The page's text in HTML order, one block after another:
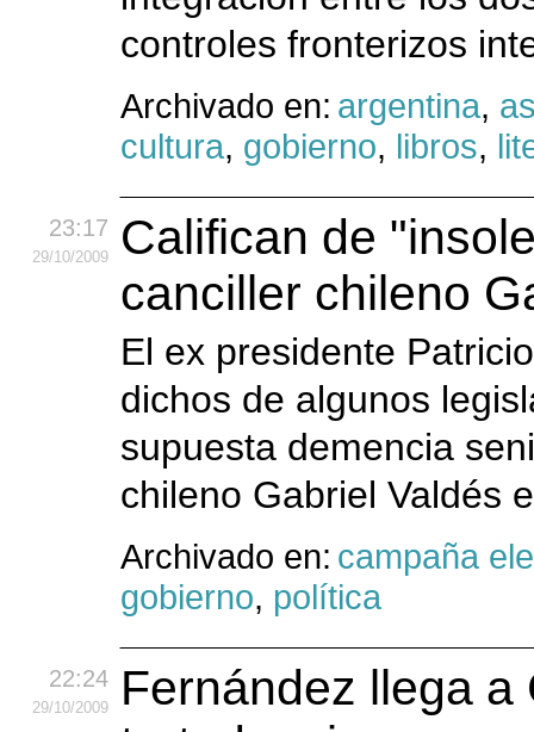
controles fronterizos
Archivado en: argentina,
cultura, gobierno, libros,
23:17
29/10/2009
Califican de
canciller chileno
El ex presidente
dichos de algunos
supuesta demencia
chileno Gabriel Valdés
Archivado en: campaña
gobierno, política
22:24
29/10/2009
Fernández llega